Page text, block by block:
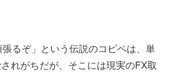
張るぞ」という伝説のコピペは、単
れがちだが、そこには現実のFX取